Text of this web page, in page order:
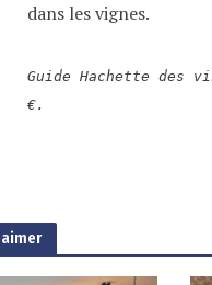
dans les vignes.
Guide Hachette des
€.